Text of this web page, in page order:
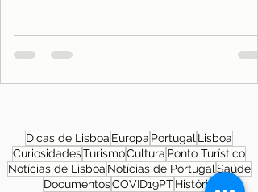
Dicas de Lisboa Europa Portugal Lisboa
CuriosidadesTurismoCultura Ponto Turístico
Notícias de Lisboa Notícias de Portugal Saúde
DocumentosCOVID19PTHistória